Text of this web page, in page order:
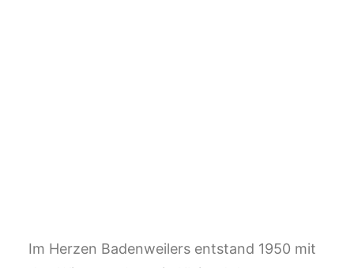
Im Herzen Badenweilers entstand 1950 mit